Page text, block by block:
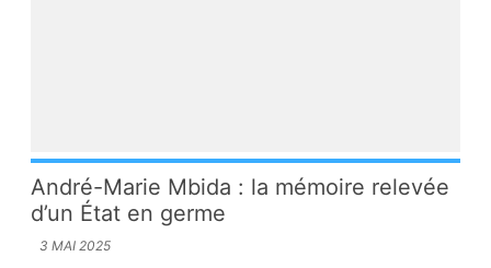
André-Marie Mbida : la mémoire relevée
d’un État en germe
3 MAI 2025